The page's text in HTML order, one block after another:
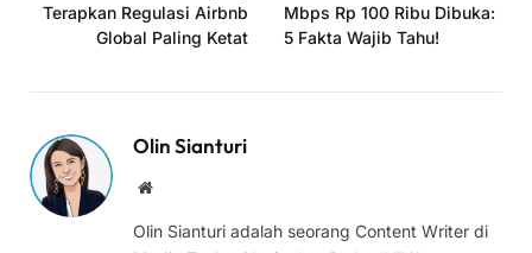
Terapkan Regulasi Airbnb
Global Paling Ketat
Mbps Rp 100 Ribu Dibuka:
5 Fakta Wajib Tahu!
Olin Sianturi
Website
Olin Sianturi adalah seorang Content Writer di